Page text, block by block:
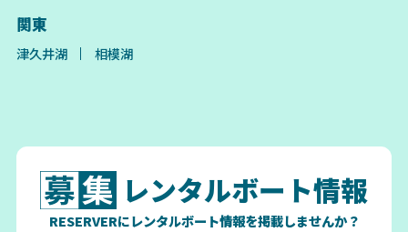
関東
津久井湖 相模湖
レンタルボート情報
RESERVERにレンタルボート情報を掲載しませんか？